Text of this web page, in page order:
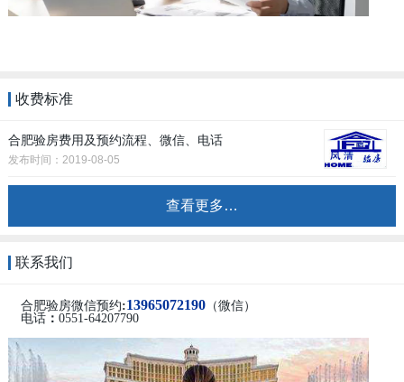
收费标准
合肥验房费用及预约流程、微信、电话
发布时间：2019-08-05
查看更多…
联系我们
合肥验房微信预约:13965072190（微信）
电话： 0551-64207790